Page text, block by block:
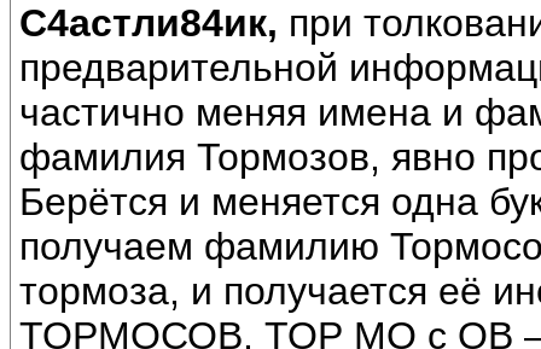
С4астли84ик, при
предварительной
частично меняя имена и
фамилия Тормозов, явно
Берётся и меняется одна
получаем фамилию
тормоза, и получается её
ТОРМОСОВ, ТОР МО с ОВ –